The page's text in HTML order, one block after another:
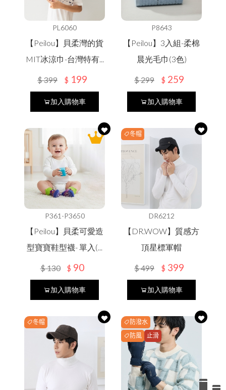
PL6060
【Peilou】貝柔灣的貨
MIT冰涼巾-台灣特有...
$399 $ 199
加入購物車
P8643
【Peilou】3入組-柔棉
晨光毛巾(3色)
$299 $ 259
加入購物車
P361-P3650
【Peilou】貝柔可愛造
型寶寶鞋型襪- 單入(...
$130 $ 90
加入購物車
冬帽
DR6212
【DR.WOW】質感方
頂星標軍帽
$499 $ 399
加入購物車
冬帽 防潑水
防風 止滑